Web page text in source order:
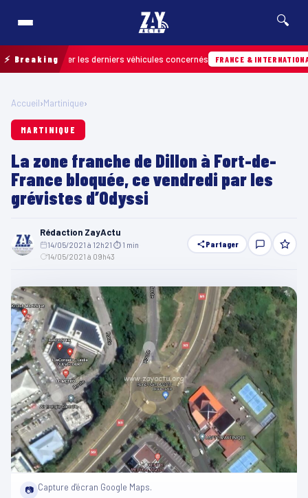
🔍
⚡ Breaking
retrouver les derniers véhicules concernés FRANCE & INTERNATIONALE
Accueil›Martinique›
MARTINIQUE
La zone franche de Dillon à Fort-de-
France bloquée, ce vendredi par les
grévistes d’Odyssi
Rédaction ZayActu
14/05/2021 à 12h21 ⏱ 1 min
14/05/2021 à 09h43
Partager
📷 Capture d'écran Google Maps.